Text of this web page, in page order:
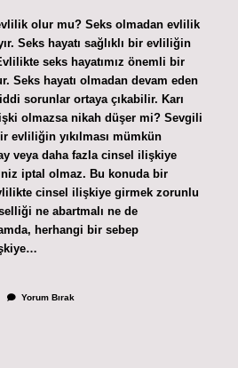
olur mu? Seks olmadan evlilik
Seks hayatı sağlıklı bir evliliğin
seks hayatımız önemli bir
Seks hayatı olmadan devam eden
sorunlar ortaya çıkabilir. Karı
olmazsa nikah düşer mi? Sevgili
evliliğin yıkılması mümkün
veya daha fazla cinsel ilişkiye
iptal olmaz. Bu konuda bir
cinsel ilişkiye girmek zorunlu
ne abartmalı ne de
herhangi bir sebep
Yorum Bırak